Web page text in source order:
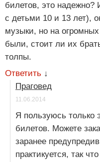
билетов, это
с детьми 10 и 13 лет),
музыки, но на
были, стоит ли их
толпы.
Ответить ↓
Праговед
11.06.2014
Я пользуюсь только
билетов. Можете
заранее
практикуется, так